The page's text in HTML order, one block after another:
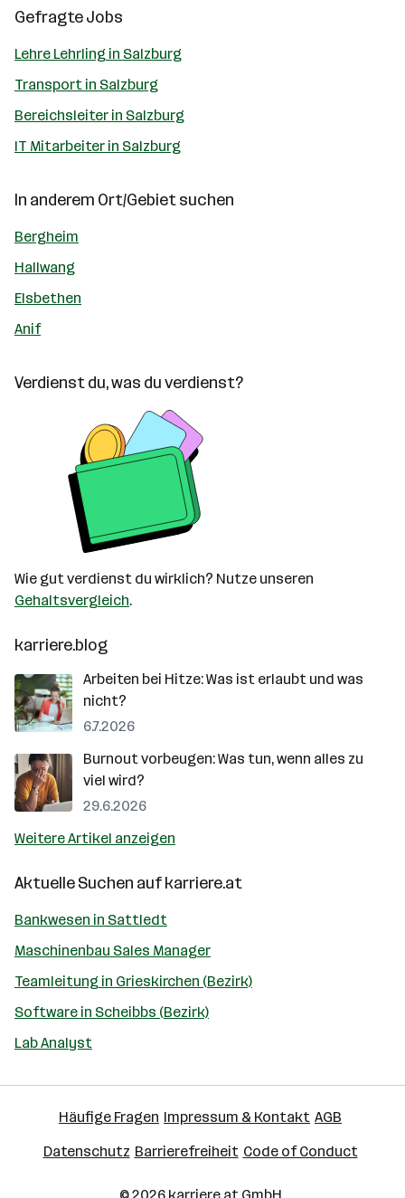
Gefragte Jobs
Lehre Lehrling in Salzburg
Transport in Salzburg
Bereichsleiter in Salzburg
IT Mitarbeiter in Salzburg
In anderem Ort/Gebiet suchen
Bergheim
Hallwang
Elsbethen
Anif
Verdienst du, was du verdienst?
Wie gut verdienst du wirklich? Nutze unseren
Gehaltsvergleich.
karriere.blog
Arbeiten bei Hitze: Was ist erlaubt und was
nicht?
6.7.2026
Burnout vorbeugen: Was tun, wenn alles zu
viel wird?
29.6.2026
Weitere Artikel anzeigen
Aktuelle Suchen aufkarriere.at
Bankwesen in Sattledt
Maschinenbau Sales Manager
Teamleitung in Grieskirchen (Bezirk)
Software in Scheibbs (Bezirk)
Lab Analyst
Häufige Fragen Impressum & Kontakt AGB
Datenschutz Barrierefreiheit Code of Conduct